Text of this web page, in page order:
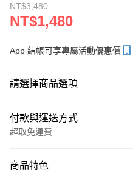
NT$3,480
NT$1,480
App 結帳可享專屬活動優惠價
請選擇商品選項
付款與運送方式
超取免運費
信用卡一次付款
商品特色